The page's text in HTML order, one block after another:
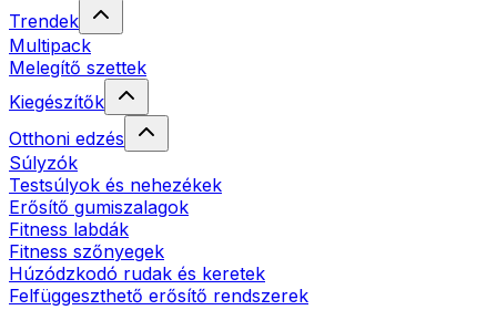
Trendek
Multipack
Melegítő szettek
Kiegészítők
Otthoni edzés
Súlyzók
Testsúlyok és nehezékek
Erősítő gumiszalagok
Fitness labdák
Fitness szőnyegek
Húzódzkodó rudak és keretek
Felfüggeszthető erősítő rendszerek